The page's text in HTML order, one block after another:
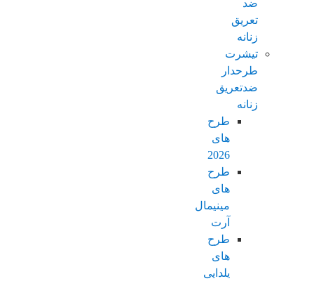
ضد
تعریق
زنانه
تیشرت
طرحدار
ضدتعریق
زنانه
طرح
های
2026
طرح
های
مینیمال
آرت
طرح
های
یلدایی